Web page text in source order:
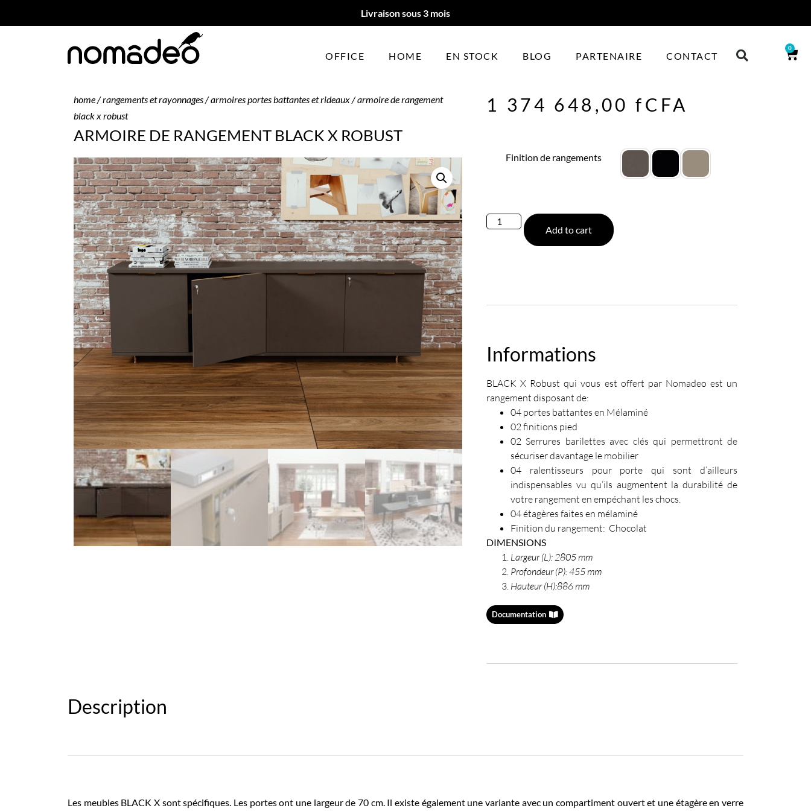
Livraison sous 3 mois
OFFICE HOME EN STOCK BLOG PARTENAIRE CONTACT
0
home/rangements et rayonnages/armoires portes battantes et rideaux/ armoire de rangement
black x robust
ARMOIRE DE RANGEMENT BLACK X ROBUST
1 374 648,00fCFA
Finition de rangements
Add to cart
Informations
BLACK X Robust qui vous est offert par Nomadeo est un
rangement disposant de:
04 portes battantes en Mélaminé
02 finitions pied
02 Serrures barilettes avec clés qui permettront de
sécuriser davantage le mobilier
04 ralentisseurs pour porte qui sont d’ailleurs
indispensables vu qu’ils augmentent la durabilité de
votre rangement en empéchant les chocs.
04 étagères faites en mélaminé
Finition du rangement: Chocolat
DIMENSIONS
Largeur (L): 2805 mm
Profondeur (P): 455 mm
Hauteur (H):886 mm
Documentation
Description
Les meubles BLACK X sont spécifiques. Les portes ont une largeur de 70 cm. Il existe également une variante avec un compartiment ouvert et une étagère en verre